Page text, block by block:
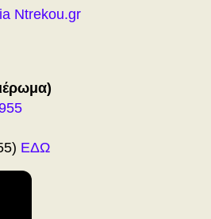
Ntrekou.gr
ΕΔΩ